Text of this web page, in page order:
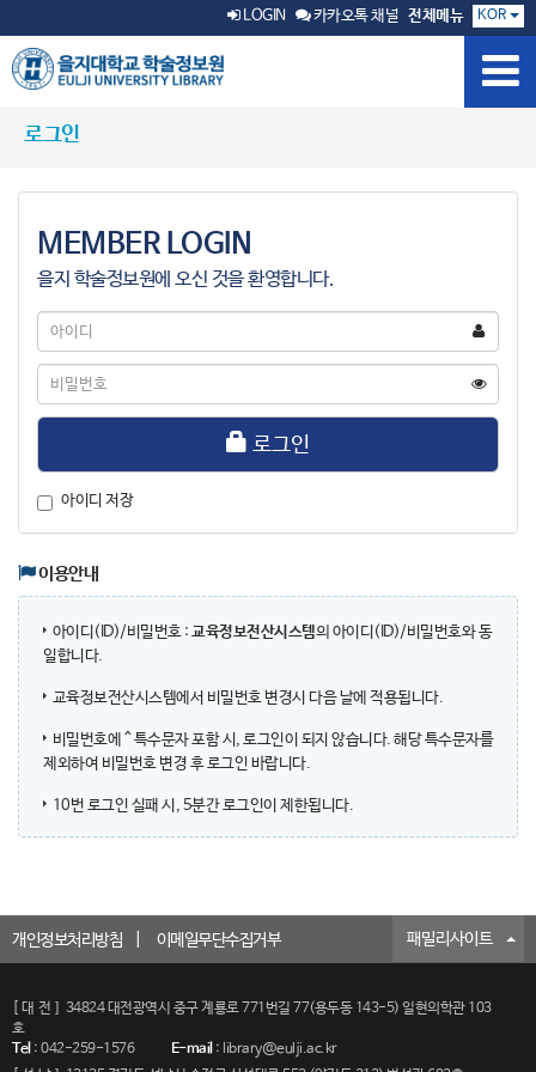
LOGIN 카카오톡 채널 전체메뉴 KOR
로그인
MEMBER LOGIN
을지 학술정보원에 오신 것을 환영합니다.
아
디
비
번
로그인
아이디 저장
이용안내
아이디(ID)/비밀번호 : 교육정보전산시스템의 아이디(ID)/비밀번호와 동
일합니다.
교육정보전산시스템에서 비밀번호 변경시 다음 날에 적용됩니다.
비밀번호에 ^ 특수문자 포함 시, 로그인이 되지 않습니다. 해당 특수문자를
제외하여 비밀번호 변경 후 로그인 바랍니다.
10번 로그인 실패 시, 5분간 로그인이 제한됩니다.
개인정보처리방침 이메일무단수집거부 패밀리사이트
[대전]
34824 대전광역시 중구 계룡로 771번길 77(용두동 143-5) 일현의학관 103
호
Tel: 042-259-1576 E-mail: library@eulji.ac.kr